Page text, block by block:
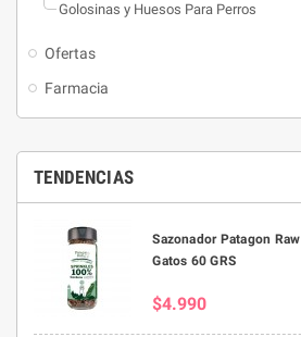
Golosinas y Huesos Para Perros
Ofertas
Farmacia
TENDENCIAS
Sazonador Patagon
Gatos 60 GRS
$4.990